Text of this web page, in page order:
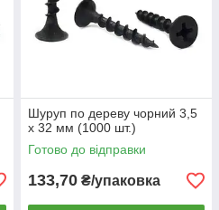
Шуруп по дереву чорний 3,5
х 32 мм (1000 шт.)
Готово до відправки
133,70 ₴/упаковка